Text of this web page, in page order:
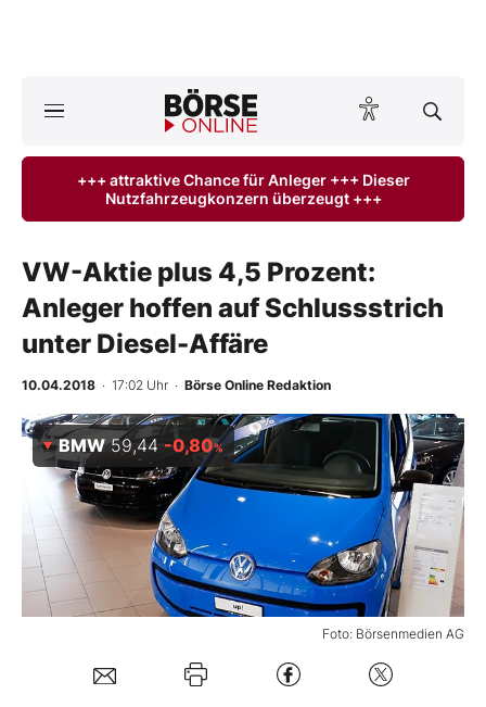
ktuelle Ausgabe BÖRSE ONLINE lesen
Anlageprodukte
Finanz-Check
BO-Musterdepots
Experten
Mein B:O
Mein Konto
Folgen Sie uns
+++ attraktive Chance für Anleger +++ Dieser
Nutzfahrzeugkonzern überzeugt +++
VW-Aktie plus 4,5 Prozent:
Anleger hoffen auf Schlussstrich
unter Diesel-Affäre
10.04.2018 · 17:02 Uhr · Börse Online Redaktion
Foto: Börsenmedien AG
BMW 59,44 -0,80%